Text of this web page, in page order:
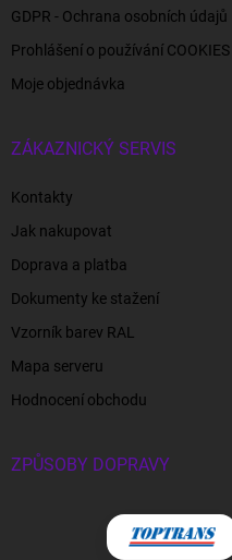
GDPR - Ochrana osobních údajů
Prohlášení o používání COOKIES
Moje objednávka
ZÁKAZNICKÝ SERVIS
Kontakty
Jak nakupovat
Doprava a platba
Dokumenty ke stažení
Vzorník barev RAL
Mapa serveru
Hodnocení obchodu
ZPŮSOBY DOPRAVY